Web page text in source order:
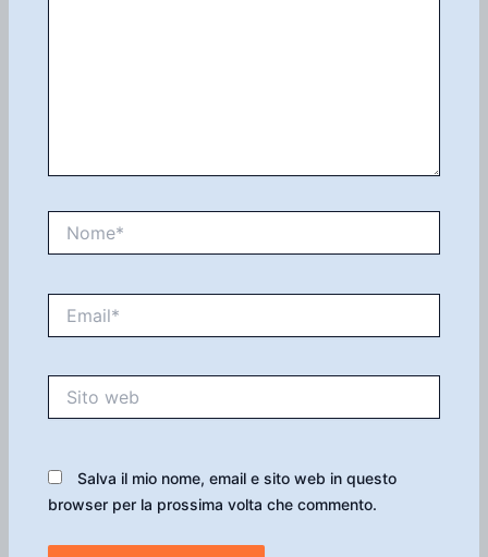
web
Salva il mio nome, email e sito web in questo
browser per la prossima volta che commento.